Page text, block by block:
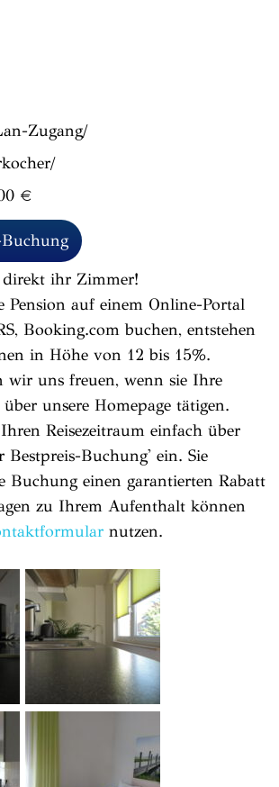
Zugang/
€
direkt ihr Zimmer!
Pension auf einem Online-Portal
Booking.com buchen, entstehen
in Höhe von 12 bis 15%.
wir uns freuen, wenn sie Ihre
unsere Homepage tätigen.
Reisezeitraum einfach über
Buchung' ein. Sie
Buchung einen garantierten Rabatt
zu Ihrem Aufenthalt können
nutzen.